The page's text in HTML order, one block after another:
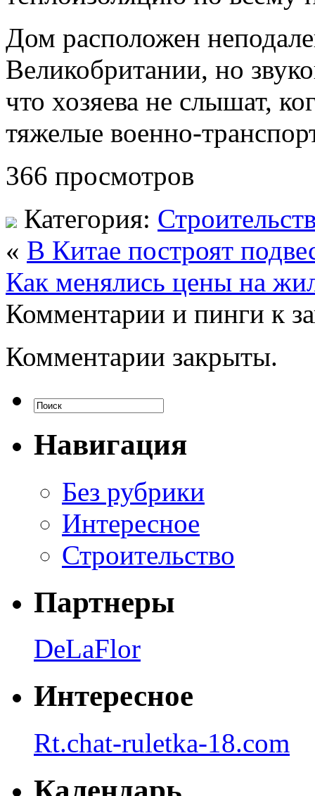
Дом расположен
Великобритании, но
что хозяева не слышат,
тяжелые военно-
366 просмотров
Категория:
« В Китае построят
Как менялись цены на
Комментарии и пинги к
Комментарии закрыты.
Навигация
Без рубрики
Интересное
Строительство
Партнеры
DeLaFlor
Интересное
Rt.chat-ruletka-18.com